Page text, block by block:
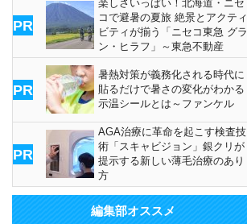
PR
楽しさいっぱい！北海道・ニセ
コで避暑の夏旅 絶景とアクティ
ビティが揃う「ニセコ東急 グラ
ン・ヒラフ」～東急不動産
PR
暑熱対策が義務化される時代に
貼るだけで暑さの変化がわかる
示温シールとは～ファンケル
PR
AGA治療に革命を起こす検査技
術「スキャビジョン」銀クリが
提示する新しい薄毛治療のあり
方
編集部オススメ